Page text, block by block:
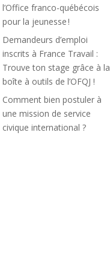
l’Office franco-québécois
pour la jeunesse !
Demandeurs d’emploi
inscrits à France Travail :
Trouve ton stage grâce à la
boîte à outils de l’OFQJ !
Comment bien postuler à
une mission de service
civique international ?